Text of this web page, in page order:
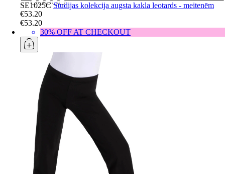
SE1025C Studijas kolekcija augsta kakla leotards - meitenēm
€53.20
€53.20
30% OFF AT CHECKOUT